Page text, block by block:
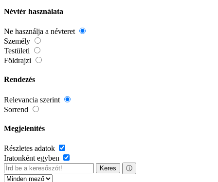
Névtér használata
Ne használja a névteret
Személy
Testületi
Földrajzi
Rendezés
Relevancia szerint
Sorrend
Megjelenítés
Részletes adatok
Iratonként egyben
Keres ⓘ